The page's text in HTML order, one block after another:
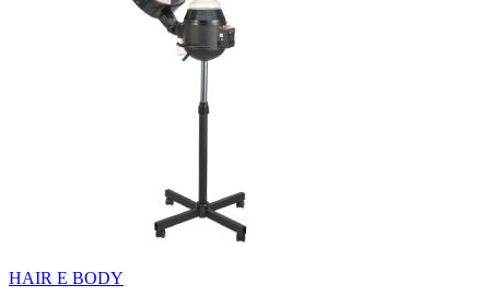
HAIR E BODY